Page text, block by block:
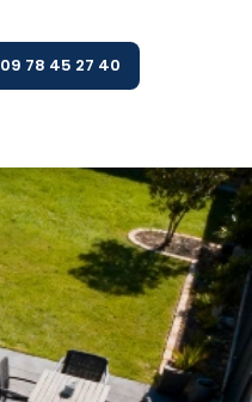
09 78 45 27 40